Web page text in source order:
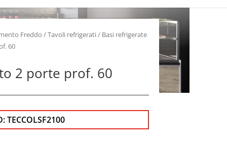
Freddo /Tavoli refrigerati/ Basi refrigerate
60
2 porte prof. 60
TECCOLSF2100